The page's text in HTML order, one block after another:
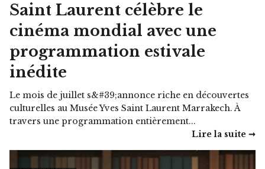
Saint Laurent célèbre le
cinéma mondial avec une
programmation estivale
inédite
Le mois de juillet s&#39;annonce riche en découvertes
culturelles au Musée Yves Saint Laurent Marrakech. À
travers une programmation entièrement...
Lire la suite ➞